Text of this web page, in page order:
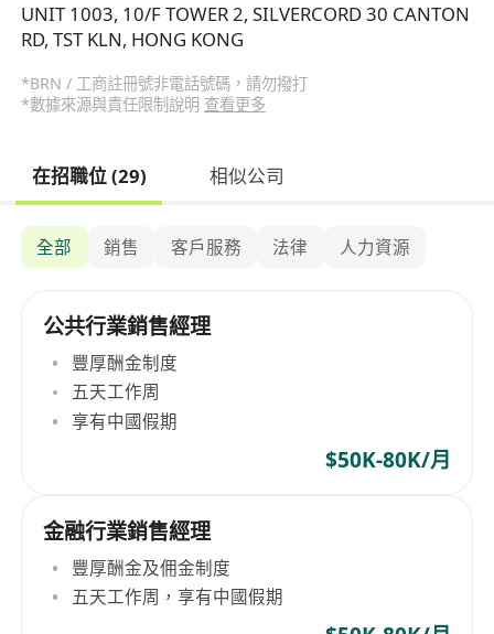
UNIT 1003, 10/F TOWER 2, SILVERCORD 30 CANTON
RD, TST KLN, HONG KONG
*BRN / 工商註冊號非電話號碼，請勿撥打
*數據來源與責任限制說明 查看更多
在招職位 (29) 相似公司
全部 銷售 客戶服務 法律 人力資源
公共行業銷售經理
豐厚酬金制度
五天工作周
享有中國假期
$50K-80K/月
金融行業銷售經理
豐厚酬金及佣金制度
五天工作周，享有中國假期